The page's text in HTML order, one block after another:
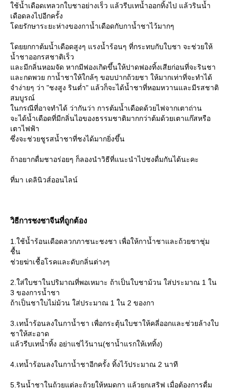
ช้น้ำเดือดเทลวกใบชาอย่างเร็ว แล้วรีบเทน้ำออกทิ้งไป แล้วรินน้ำ
เดือดลงไปอีกครั้ง
ดยรักษาระยะห่างของกาน้ำเดือดกับกาน้ำชาไว้มากๆ
ดยยกกาต้มน้ำเดือดสูงๆ แรงน้ำร้อนๆ ที่กระทบกับใบชา จะช่วยให้
น้ำชาออกรสชาติเร็ว
ละมีกลิ่นหอมจัด หากมีฟองเกิดขึ้นให้ปาดฟองทิ้งเสียก่อนที่จะรินชา
ละกดพวย กาน้ำชาให้ใกล้ๆ ขอบปากถ้วยชา ให้มากเท่าที่จะทำได้
จำง่ายๆ ว่า "ชงสูง รินต่ำ" แล้วก็จะได้น้ำชาที่หอมหวานและมีรสชาติ
สมบูรณ์
นกรณีที่อาจทำได้ ว่ากันว่า การต้มน้ำเดือดด้วยไฟจากเตาถ่าน
จะได้น้ำเดือดที่มีกลิ่นไอของธรรมชาติมากกว่าต้มด้วยเตาแก๊สหรือ
เตาไฟฟ้า
ซึ่งจะช่วยชูรสน้ำชาที่ชงได้มากยิ่งขึ้น
ถ้าอยากดื่มชาอร่อยๆ ก็ลองนำวิธีที่แนะนำไปชงดื่มกันได้นะคะ
ที่มา เดลินิวส์ออนไลน์
วิธีการชงชาจีนที่ถูกต้อง
1.ใช้น้ำร้อนเดือดลวกภาชนะชงชา เพื่อให้กาน้ำชาและถ้วยชาชุ่ม
ชื้น
ช่วยฆ่าเชื้อโรคและดับกลิ่นต่างๆ
2.ใส่ใบชาในปริมาณที่พอเหมาะ ถ้าเป็นใบชาม้วน ใส่ประมาณ 1 ใน
3 ของการน้ำชา
ถ้าเป็นชาใบไม่ม้วน ใส่ประมาณ 1 ใน 2 ของกา
3.เทน้ำร้อนลงในกาน้ำชา เพื่อกระตุ้นใบชาให้คลี่ออกและช่วยล้างใบ
ชาให้สะอาด
ล้วรีบเทน้ำทิ้ง อย่าแช่ไว้นาน(ชาน้ำแรกให้เททิ้ง)
4.เทน้ำร้อนลงในกาน้ำชาอีกครั้ง ทิ้งไว้ประมาณ 2 นาที
5.รินน้ำชาในถ้วยแต่ละถ้วยให้หมดกา แล้วยกเสริฟ เมื่อต้องการดื่ม